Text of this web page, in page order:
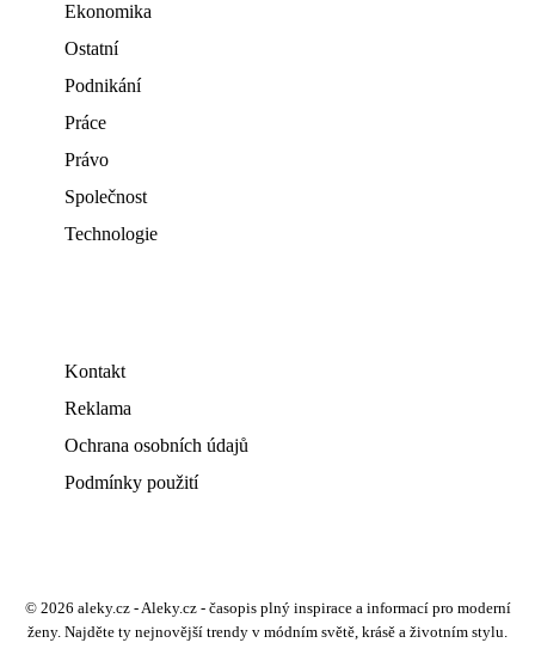
Ekonomika
Ostatní
Podnikání
Práce
Právo
Společnost
Technologie
Kontakt
Reklama
Ochrana osobních údajů
Podmínky použití
© 2026 aleky.cz - Aleky.cz - časopis plný inspirace a informací pro moderní
ženy. Najděte ty nejnovější trendy v módním světě, krásě a životním stylu.